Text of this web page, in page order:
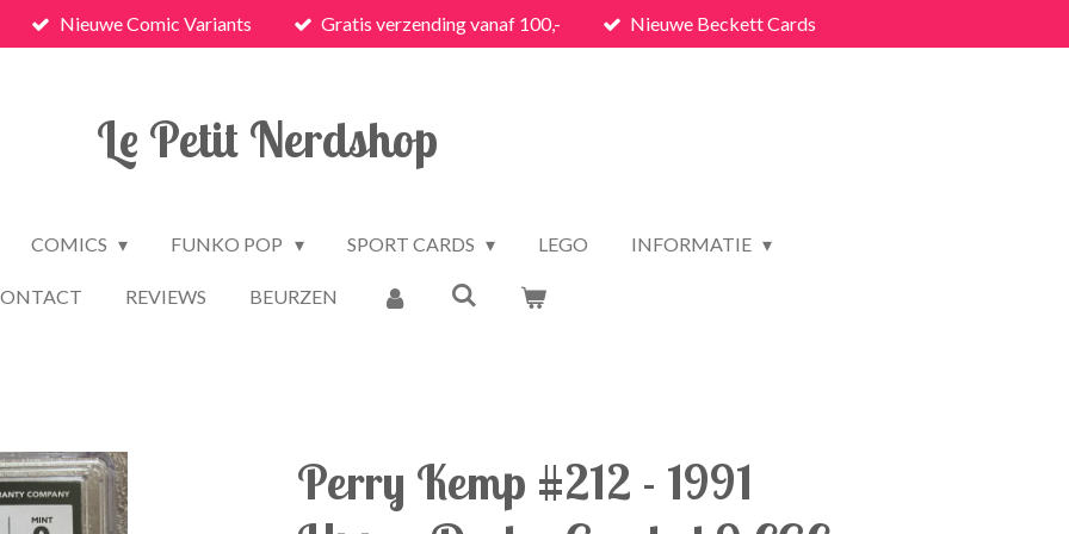
Nieuwe Comic Variants Gratis verzending vanaf 100,- Nieuwe Beckett Cards
Le Petit Nerdshop
COMICS FUNKO POP SPORT CARDS LEGO INFORMATIE
REVIEWS BEURZEN
Perry Kemp #212 - 1991